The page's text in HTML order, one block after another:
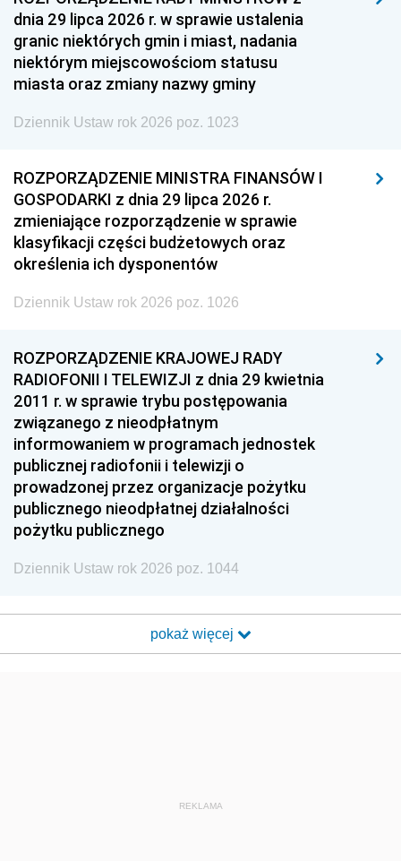
dnia 29 lipca 2026 r. w sprawie ustalenia
granic niektórych gmin i miast, nadania
niektórym miejscowościom statusu
miasta oraz zmiany nazwy gminy
Dziennik Ustaw rok 2026 poz. 1023
ROZPORZĄDZENIE MINISTRA FINANSÓW I
GOSPODARKI z dnia 29 lipca 2026 r.
zmieniające rozporządzenie w sprawie
klasyfikacji części budżetowych oraz
określenia ich dysponentów
Dziennik Ustaw rok 2026 poz. 1026
ROZPORZĄDZENIE KRAJOWEJ RADY
RADIOFONII I TELEWIZJI z dnia 29 kwietnia
2011 r. w sprawie trybu postępowania
związanego z nieodpłatnym
informowaniem w programach jednostek
publicznej radiofonii i telewizji o
prowadzonej przez organizacje pożytku
publicznego nieodpłatnej działalności
pożytku publicznego
Dziennik Ustaw rok 2026 poz. 1044
pokaż więcej
REKLAMA